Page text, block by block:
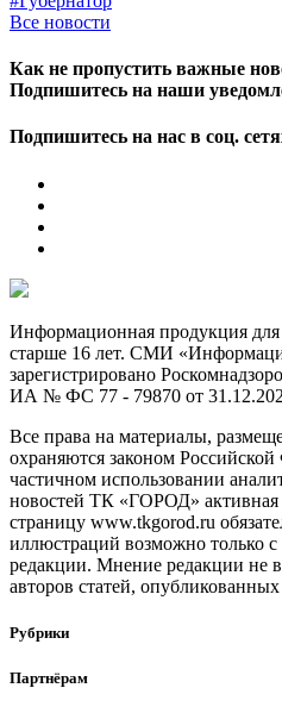
Все новости
Как не пропустить важные
Подпишитесь на наши
Подпишитесь на нас в соц.
Информационная продукция для
старше 16 лет. СМИ
зарегистрировано
ИА № ФС 77 - 79870 от
Все права на материалы,
охраняются законом
частичном использовании
новостей ТК «ГОРОД» активная
страницу www.tkgorod.ru
иллюстраций возможно только с
редакции. Мнение редакции не
авторов статей, опубликованных
Рубрики
Партнёрам